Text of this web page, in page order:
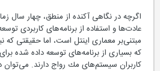
اگرچه در نگاهی آکنده از منطق، چهار سال
عادت‌ها و استفاده از برنامه‌های کاربردی
مبتنی‌بر معماری اینتل است، اما حقیقتی که
کاربران سیستم‌های مك رواج دارند. می‌توان